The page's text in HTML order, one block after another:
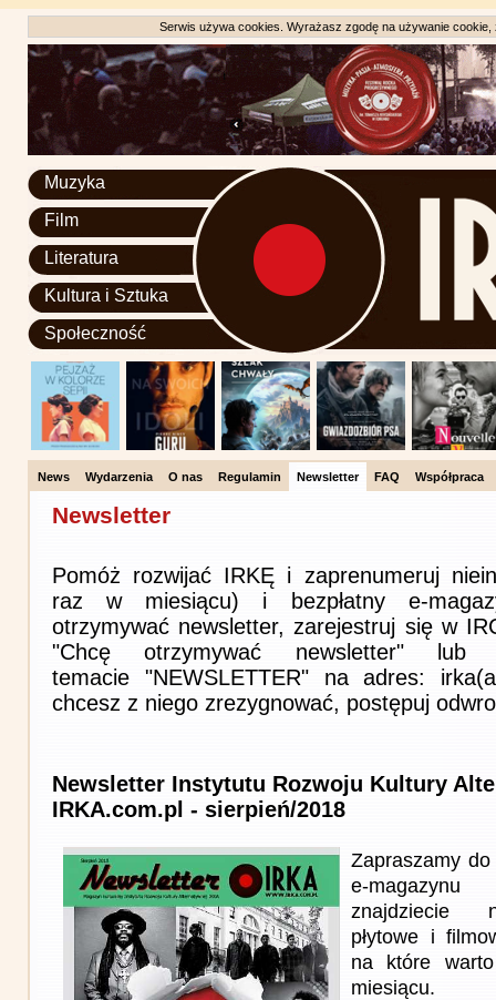
Serwis używa cookies. Wyrażasz zgodę na używanie
Muzyka
Film
Literatura
Kultura i Sztuka
Społeczność
News Wydarzenia O nas Regulamin Newsletter FAQ Współpraca
Newsletter
Pomóż rozwijać IRKĘ i zaprenumeruj
raz w miesiącu) i bezpłatny e-
otrzymywać newsletter, zarejestruj się w
"Chcę otrzymywać newsletter"
temacie "NEWSLETTER" na adres:
chcesz z niego zrezygnować, postępuj
Newsletter Instytutu Rozwoju Kultury
IRKA.com.pl - sierpień/2018
Zapraszamy
e-
znajdziecie
płytowe i
na które
miesiącu.